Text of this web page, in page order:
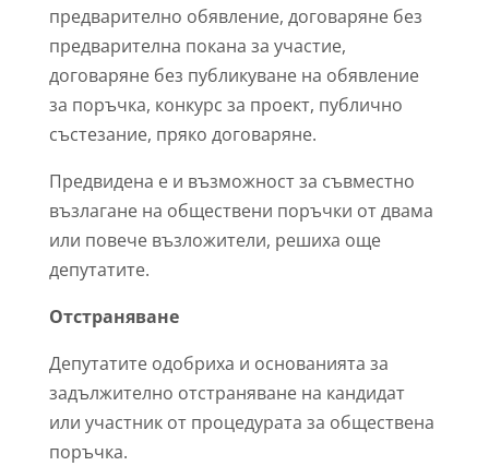
предварително обявление, договаряне без
предварителна покана за участие,
договаряне без публикуване на обявление
за поръчка, конкурс за проект, публично
състезание, пряко договаряне.
Предвидена е и възможност за съвместно
възлагане на обществени поръчки от двама
или повече възложители, решиха още
депутатите.
Отстраняване
Депутатите одобриха и основанията за
задължително отстраняване на кандидат
или участник от процедурата за обществена
поръчка.